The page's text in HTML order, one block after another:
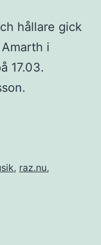
hållare gick
i
17.03.
, raz.nu,